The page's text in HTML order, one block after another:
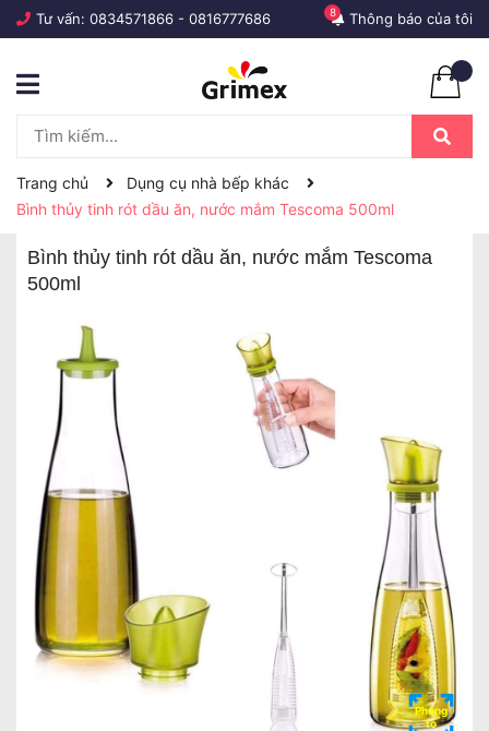
Tư vấn: 0834571866 - 0816777686 Thông báo của tôi
8
Trang chủ
Dụng cụ nhà bếp khác
Bình thủy tinh rót dầu ăn, nước mắm Tescoma 500ml
Bình thủy tinh rót dầu ăn, nước mắm Tescoma
500ml
Phóng
to